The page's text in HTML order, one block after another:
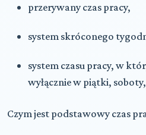
przerywany czas pracy,
system skróconego
system czasu pracy, w
wyłącznie w piątki,
Czym jest podstawowy czas